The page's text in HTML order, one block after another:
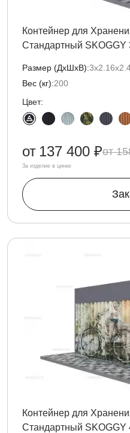
Контейнер для
Стандартный SKOGGY
Размер (ДxШxВ):
Вес (кг):200
Цвет:
от 137 400 ₽
За изделие в цинке
Контейнер для
Стандартный SKOGGY